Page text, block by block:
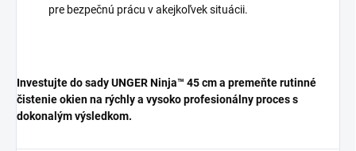
pre bezpečnú prácu v akejkoľvek situácii.
Investujte do sady UNGER Ninja™ 45 cm a premeňte rutinné
čistenie okien na rýchly a vysoko profesionálny proces s
dokonalým výsledkom.